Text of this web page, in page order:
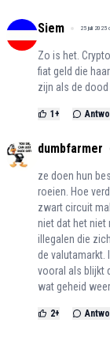
Siem 25 juli 2025
Zo is het.
fiat geld die
zijn als de dood
1+
dumbfarmer
ze doen hun
roeien. Hoe
zwart circuit
niet dat het niet
illegalen die
de valutamarkt.
vooral als blijkt
wat geheid
2+